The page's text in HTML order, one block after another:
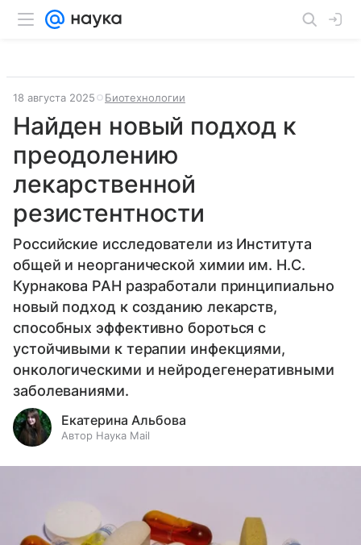
18 августа 2025 Биотехнологии
Найден новый подход к
преодолению
лекарственной
резистентности
Российские исследователи из Института
общей и неорганической химии им. Н.С.
Курнакова РАН разработали принципиально
новый подход к созданию лекарств,
способных эффективно бороться с
устойчивыми к терапии инфекциями,
онкологическими и нейродегенеративными
заболеваниями.
Екатерина Альбова
Автор Наука Mail